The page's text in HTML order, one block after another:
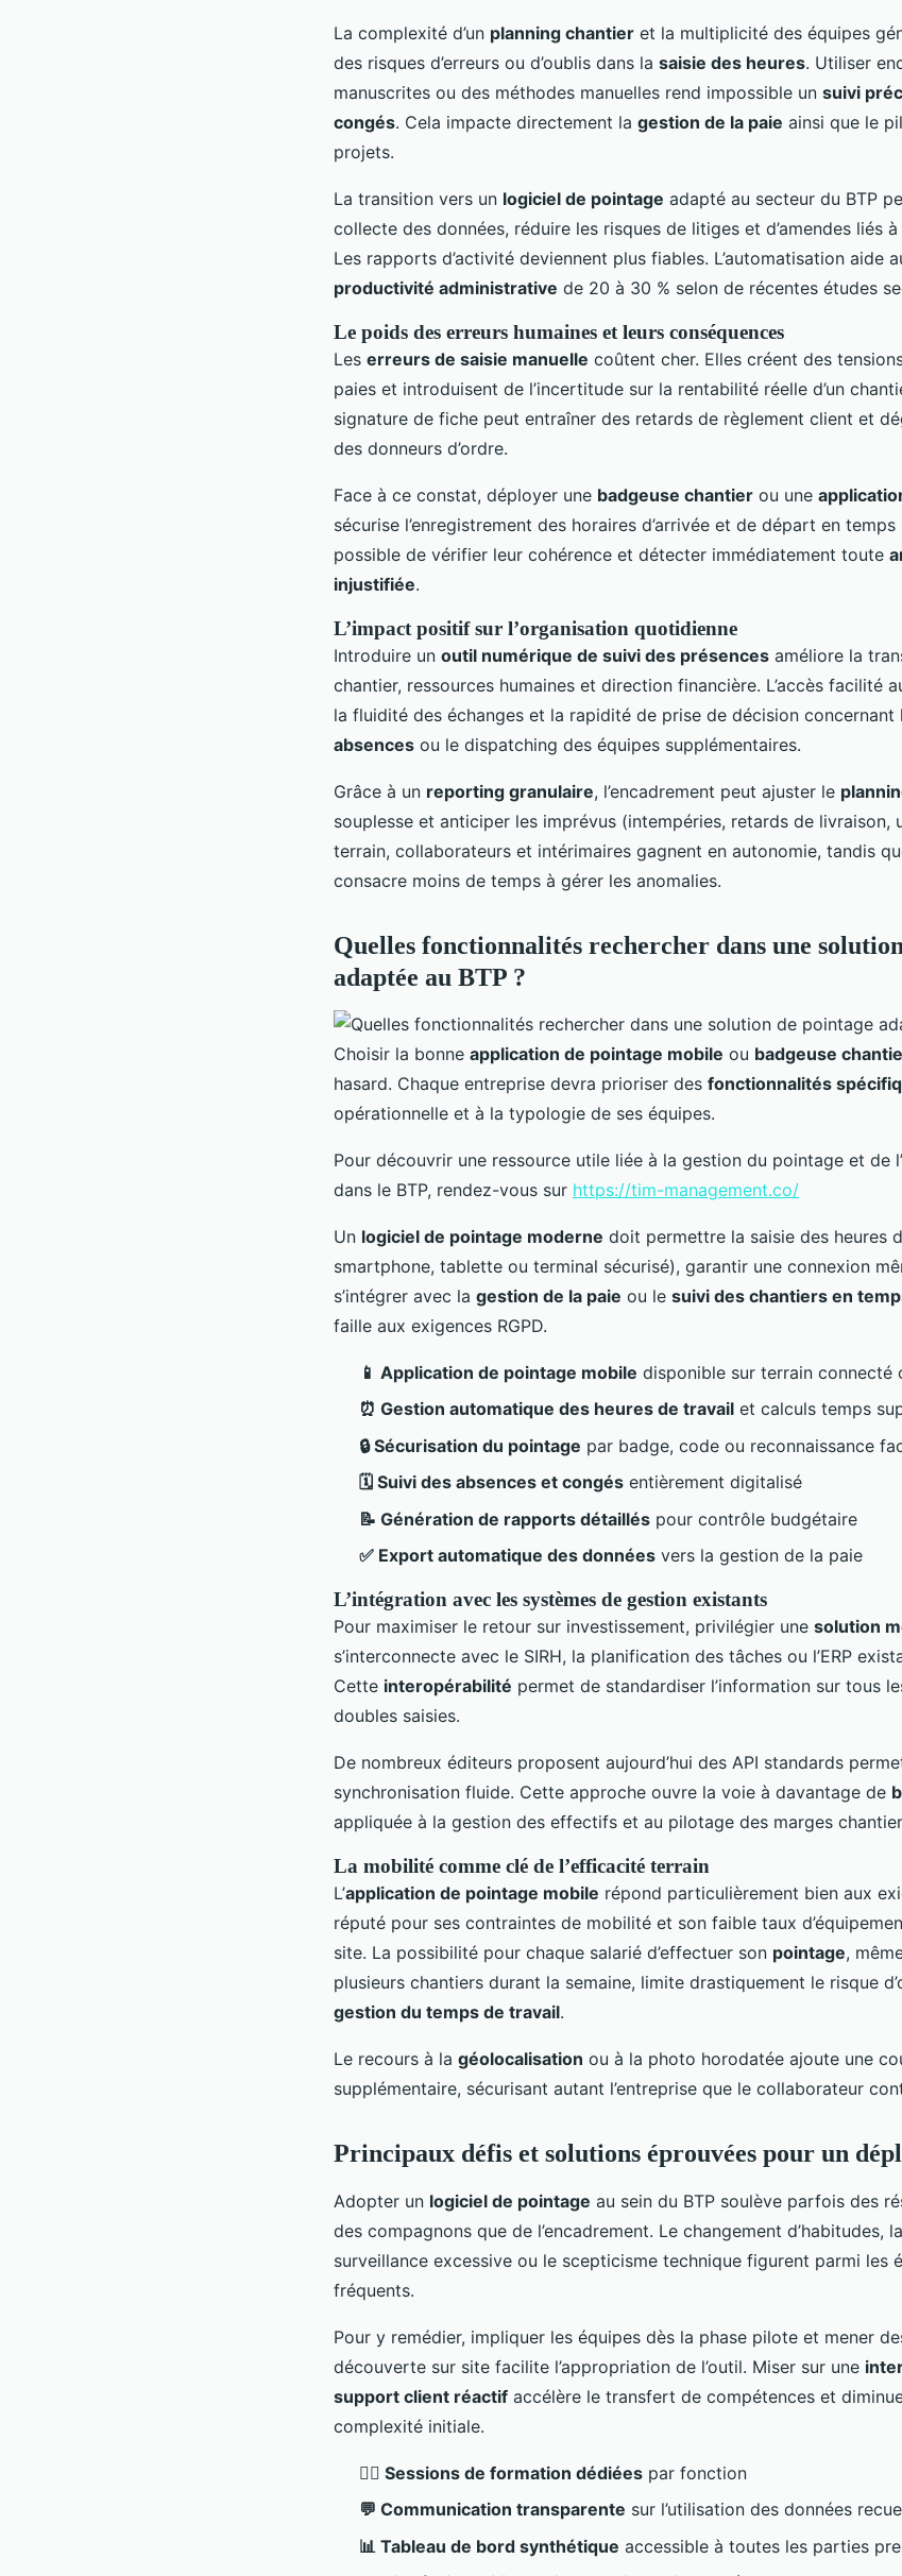
La complexité d’un planning chantier et la multiplicité des équipes
des risques d’erreurs ou d’oublis dans la saisie des heures. Utiliser
manuscrites ou des méthodes manuelles rend impossible un suivi
congés. Cela impacte directement la gestion de la paie ainsi que le
projets.
La transition vers un logiciel de pointage adapté au secteur du BTP
collecte des données, réduire les risques de litiges et d’amendes liés
Les rapports d’activité deviennent plus fiables. L’automatisation aide
productivité administrative de 20 à 30 % selon de récentes études
Le poids des erreurs humaines et leurs conséquences
Les erreurs de saisie manuelle coûtent cher. Elles créent des
paies et introduisent de l’incertitude sur la rentabilité réelle d’un
signature de fiche peut entraîner des retards de règlement client et
des donneurs d’ordre.
Face à ce constat, déployer une badgeuse chantier ou une
sécurise l’enregistrement des horaires d’arrivée et de départ en
possible de vérifier leur cohérence et détecter immédiatement toute
injustifiée.
L’impact positif sur l’organisation quotidienne
Introduire un outil numérique de suivi des présences améliore la
chantier, ressources humaines et direction financière. L’accès facilité
la fluidité des échanges et la rapidité de prise de décision concernant
absences ou le dispatching des équipes supplémentaires.
Grâce à un reporting granulaire, l’encadrement peut ajuster le
souplesse et anticiper les imprévus (intempéries, retards de livraison,
terrain, collaborateurs et intérimaires gagnent en autonomie, tandis
consacre moins de temps à gérer les anomalies.
Quelles fonctionnalités rechercher dans une
adaptée au BTP ?
Choisir la bonne application de pointage mobile ou badgeuse
hasard. Chaque entreprise devra prioriser des fonctionnalités
opérationnelle et à la typologie de ses équipes.
Pour découvrir une ressource utile liée à la gestion du pointage et de
dans le BTP, rendez-vous sur https://tim-management.co/
Un logiciel de pointage moderne doit permettre la saisie des heures
smartphone, tablette ou terminal sécurisé), garantir une connexion
s’intégrer avec la gestion de la paie ou le suivi des chantiers en
faille aux exigences RGPD.
📱 Application de pointage mobile disponible sur terrain connecté
⏰ Gestion automatique des heures de travail et calculs temps
🔒 Sécurisation du pointage par badge, code ou reconnaissance
🗓 Suivi des absences et congés entièrement digitalisé
📝 Génération de rapports détaillés pour contrôle budgétaire
✅ Export automatique des données vers la gestion de la paie
L’intégration avec les systèmes de gestion existants
Pour maximiser le retour sur investissement, privilégier une solution
s’interconnecte avec le SIRH, la planification des tâches ou l’ERP
Cette interopérabilité permet de standardiser l’information sur tous
doubles saisies.
De nombreux éditeurs proposent aujourd’hui des API standards
synchronisation fluide. Cette approche ouvre la voie à davantage de
appliquée à la gestion des effectifs et au pilotage des marges
La mobilité comme clé de l’efficacité terrain
L’application de pointage mobile répond particulièrement bien aux
réputé pour ses contraintes de mobilité et son faible taux
site. La possibilité pour chaque salarié d’effectuer son pointage,
plusieurs chantiers durant la semaine, limite drastiquement le risque
gestion du temps de travail.
Le recours à la géolocalisation ou à la photo horodatée ajoute une
supplémentaire, sécurisant autant l’entreprise que le collaborateur
Principaux défis et solutions éprouvées pour un
Adopter un logiciel de pointage au sein du BTP soulève parfois des
des compagnons que de l’encadrement. Le changement d’habitudes,
surveillance excessive ou le scepticisme technique figurent parmi les
fréquents.
Pour y remédier, impliquer les équipes dès la phase pilote et mener
découverte sur site facilite l’appropriation de l’outil. Miser sur une
support client réactif accélère le transfert de compétences et
complexité initiale.
👷‍♂️ Sessions de formation dédiées par fonction
💬 Communication transparente sur l’utilisation des données
📊 Tableau de bord synthétique accessible à toutes les parties